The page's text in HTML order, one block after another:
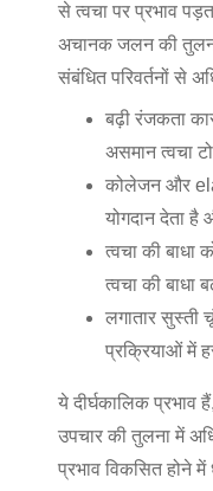
से त्वचा पर प्रभाव
अचानक जलन की
संबंधित परिवर्तनों से
बढ़ी रंजकता
असमान त्वचा
कोलेजन और
योगदान देता है
त्वचा की बाधा
त्वचा की बाधा
लगातार सुस्ती
प्रक्रियाओं में
ये दीर्घकालिक प्रभाव
उपचार की तुलना में
प्रभाव विकसित होने